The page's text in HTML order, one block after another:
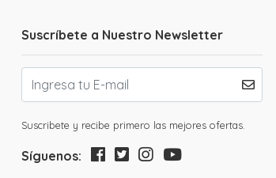
Suscríbete a Nuestro Newsletter
Suscribete y recibe primero las mejores ofertas.
Síguenos: